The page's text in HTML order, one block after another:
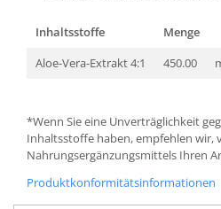
Inhaltsstoffe
Menge
Aloe-Vera-Extrakt 4:1
450.00
*Wenn Sie eine Unverträglichkeit
Inhaltsstoffe haben, empfehlen wir,
Nahrungsergänzungsmittels Ihren
Produktkonformitätsinformationen